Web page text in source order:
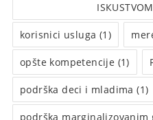
korisnici usluga (1)
opšte kompetencije (1)
podrška deci i mladima (1)
podrška marginalizovanim